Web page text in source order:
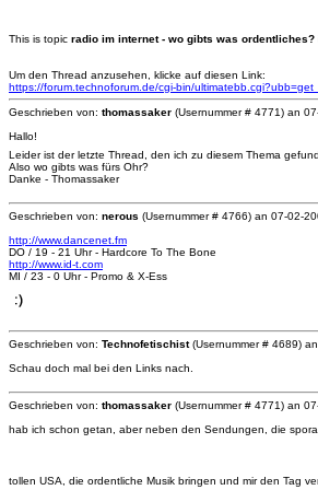
This is topic radio im internet - wo gibts was ordentliches?
Um den Thread anzusehen, klicke auf diesen Link:
https://forum.technoforum.de/cgi-bin/
Geschrieben von: thomassaker (Usernummer # 4771) an
Hallo!
Leider ist der letzte Thread, den ich zu diesem Thema
Also wo gibts was fürs Ohr?
Danke - Thomassaker
Geschrieben von: nerous (Usernummer # 4766) an 07-02-
http://www.dancenet.fm
DO / 19 - 21 Uhr - Hardcore To The Bone
http://www.id-t.com
MI / 23 - 0 Uhr - Promo & X-Ess
Geschrieben von: Technofetischist(Usernummer # 4689) an
Schau doch mal bei den Links nach.
Geschrieben von: thomassaker (Usernummer # 4771) an
hab ich schon getan, aber neben den Sendungen, die
tollen USA, die ordentliche Musik bringen und mir den Tag